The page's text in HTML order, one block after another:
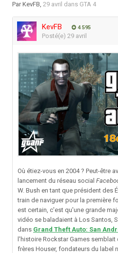
ParKevFB, 29 avril dans GTA 4
KevFB 4 595
Posté(e) 29 avril
Où étiez-vous en 2004 ? Peut-être
lancement du réseau social
W. Bush en tant que président des
train de naviguer pour la première
est certain, c'est qu'une grande
vidéo se baladaient à Los Santos,
dans Grand Theft Auto: San
l'histoire Rockstar Games
frères Houser, fondateurs du label